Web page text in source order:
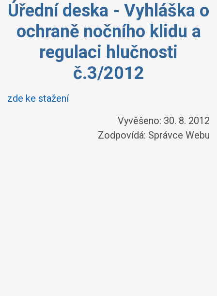
Úřední deska - Vyhláška o
ochraně nočního klidu a
regulaci hlučnosti
č.3/2012
zde ke stažení
Vyvěšeno: 30. 8. 2012
Zodpovídá: Správce Webu